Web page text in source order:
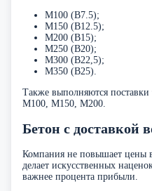
М100 (В7.5);
М150 (В12.5);
М200 (В15);
М250 (В20);
М300 (В22,5);
М350 (В25).
Также выполняются
М100, М150, М200.
Бетон с доставкой
Компания не повышает цены
делает искусственных
важнее процента прибыли.